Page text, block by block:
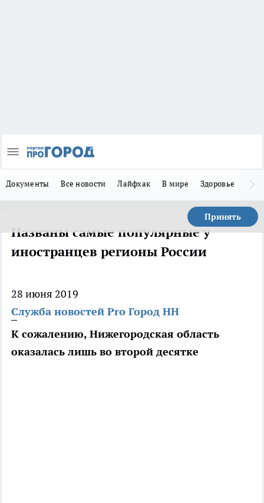
Документы Все новости Лайфхак В мире Здоровье
Принять
Названы самые популярные у
иностранцев регионы России
28 июня 2019
Служба новостей Pro Город НН
К сожалению, Нижегородская область
оказалась лишь во второй десятке